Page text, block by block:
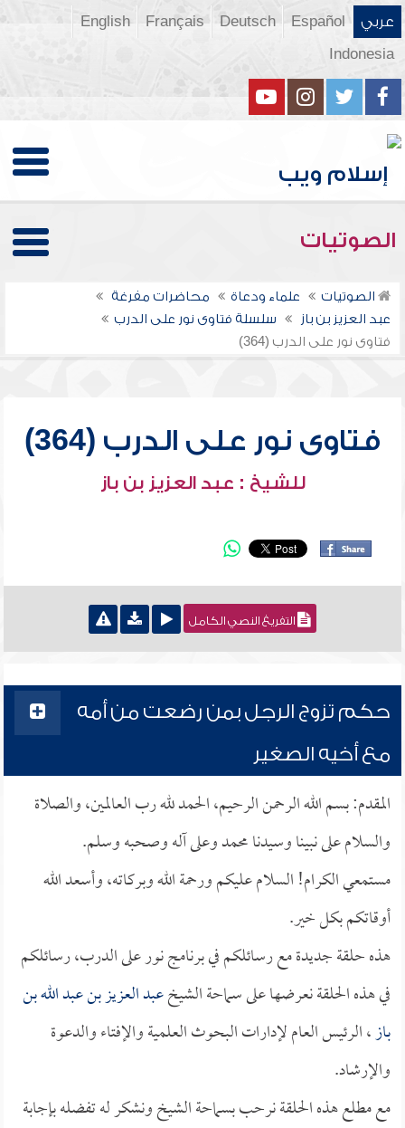
عربي Español
Deutsch
Français
English
Indonesia
الصوتيات
الصوتيات علماء ودعاة
محاضرات مفرغة
عبد العزيز بن باز
سلسلة فتاوى نور على الدرب
فتاوى نور على الدرب (364)
فتاوى نور على الدرب (364)
للشيخ : عبد العزيز بن باز
التفريغ النصي الكامل
حكم تزوج الرجل بمن رضعت من أمه
مع أخيه الصغير
المقدم: بسم الله الرحمن الرحيم، الحمد لله رب العالمين، والصلاة
والسلام على نبينا وسيدنا محمد وعلى آله وصحبه وسلم.
مستمعي الكرام! السلام عليكم ورحمة الله وبركاته، وأسعد الله
أوقاتكم بكل خير.
هذه حلقة جديدة مع رسائلكم في برنامج نور على الدرب، رسائلكم
في هذه الحلقة نعرضها على سماحة الشيخعبد العزيز بن عبد الله بن
باز، الرئيس العام لإدارات البحوث العلمية والإفتاء والدعوة
والإرشاد.
مع مطلع هذه الحلقة نرحب بسماحة الشيخ ونشكر له تفضله بإجابة